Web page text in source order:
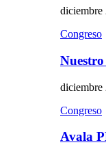
diciembre
Congreso
diciembre
Congreso
Avala